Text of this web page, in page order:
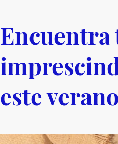
Encuentra
este